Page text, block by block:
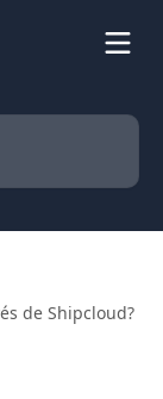
de Shipcloud?